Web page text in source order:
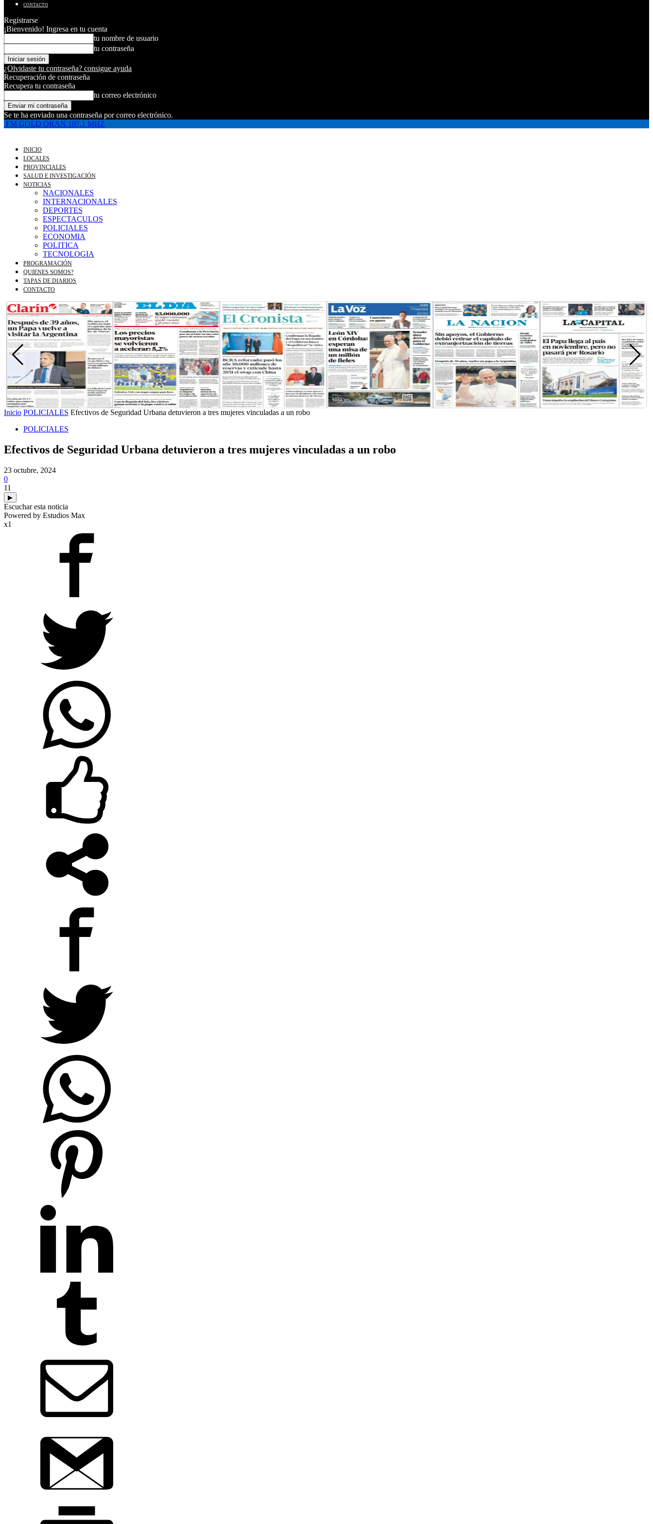
CONTACTO
Registrarse
¡Bienvenido! Ingresa en tu cuenta
tu nombre de usuario
tu contraseña
¿Olvidaste tu contraseña? consigue ayuda
Recuperación de contraseña
Recupera tu contraseña
tu correo electrónico
Se te ha enviado una contraseña por correo electrónico.
FM GOLD ORAN 107.1 MHZ
INICIO
LOCALES
PROVINCIALES
SALUD E INVESTIGACIÓN
NOTICIAS
NACIONALES
INTERNACIONALES
DEPORTES
ESPECTACULOS
POLICIALES
ECONOMIA
POLITICA
TECNOLOGIA
PROGRAMACIÓN
QUIENES SOMOS?
TAPAS DE DIARIOS
CONTACTO
Inicio POLICIALES Efectivos de Seguridad Urbana detuvieron a tres mujeres vinculadas a un robo
POLICIALES
Efectivos de Seguridad Urbana detuvieron a tres mujeres vinculadas a un robo
23 octubre, 2024
0
11
▶
Escuchar esta noticia
Powered by Estudios Max
x1